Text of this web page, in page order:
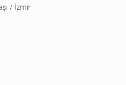
/ İzmir